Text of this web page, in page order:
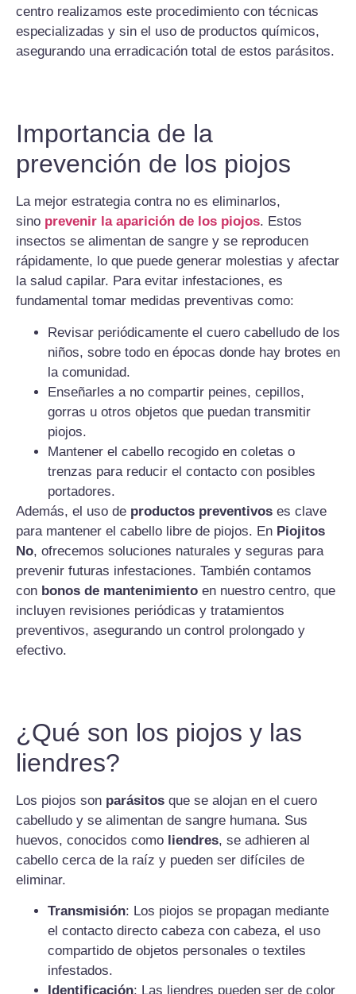
centro realizamos este procedimiento con técnicas
especializadas y sin el uso de productos químicos,
asegurando una erradicación total de estos parásitos.
Importancia de la
prevención de los piojos
La mejor estrategia contra no es eliminarlos,
sino prevenir la aparición de los piojos. Estos
insectos se alimentan de sangre y se reproducen
rápidamente, lo que puede generar molestias y afectar
la salud capilar. Para evitar infestaciones, es
fundamental tomar medidas preventivas como:
Revisar periódicamente el cuero cabelludo de los
niños, sobre todo en épocas donde hay brotes en
la comunidad.
Enseñarles a no compartir peines, cepillos,
gorras u otros objetos que puedan transmitir
piojos.
Mantener el cabello recogido en coletas o
trenzas para reducir el contacto con posibles
portadores.
Además, el uso de productos preventivos es clave
para mantener el cabello libre de piojos. En Piojitos
No, ofrecemos soluciones naturales y seguras para
prevenir futuras infestaciones. También contamos
con bonos de mantenimiento en nuestro centro, que
incluyen revisiones periódicas y tratamientos
preventivos, asegurando un control prolongado y
efectivo.
¿Qué son los piojos y las
liendres?
Los piojos son parásitos que se alojan en el cuero
cabelludo y se alimentan de sangre humana. Sus
huevos, conocidos como liendres, se adhieren al
cabello cerca de la raíz y pueden ser difíciles de
eliminar.
Transmisión: Los piojos se propagan mediante
el contacto directo cabeza con cabeza, el uso
compartido de objetos personales o textiles
infestados.
Identificación: Las liendres pueden ser de color